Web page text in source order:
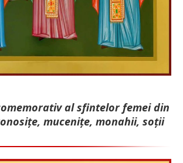
al sfintelor femei din
mu­cenițe, monahii, soții